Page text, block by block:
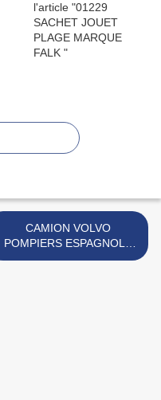
CAMION VOLVO
POMPIERS ESPAGNOLS
MARQUE KARPAN >